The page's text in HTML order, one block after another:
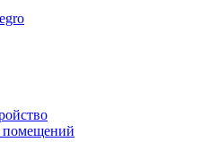
помещений